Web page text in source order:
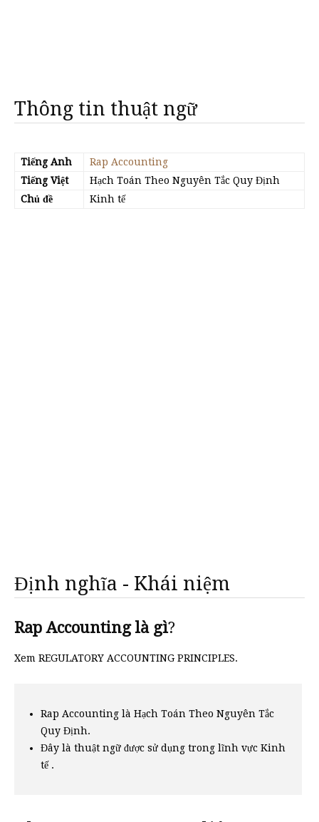
Thông tin thuật ngữ
Tiếng Anh
Rap Accounting
Tiếng Việt
Hạch Toán Theo Nguyên Tắc Quy Định
Chủ đề
Kinh tế
Định nghĩa - Khái niệm
Rap Accounting là gì?
Xem REGULATORY ACCOUNTING PRINCIPLES.
Rap Accounting là Hạch Toán Theo Nguyên Tắc
Quy Định.
Đây là thuật ngữ được sử dụng trong lĩnh vực Kinh
tế .